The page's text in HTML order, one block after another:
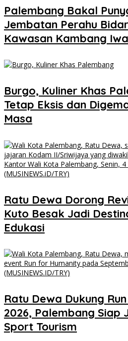
Palembang Bakal
Jembatan Perahu
Kawasan Kambang
Burgo, Kuliner Khas
Tetap Eksis dan
Masa
Ratu Dewa Dorong
Kuto Besak Jadi
Edukasi
Ratu Dewa Dukung
2026, Palembang Siap
Sport Tourism